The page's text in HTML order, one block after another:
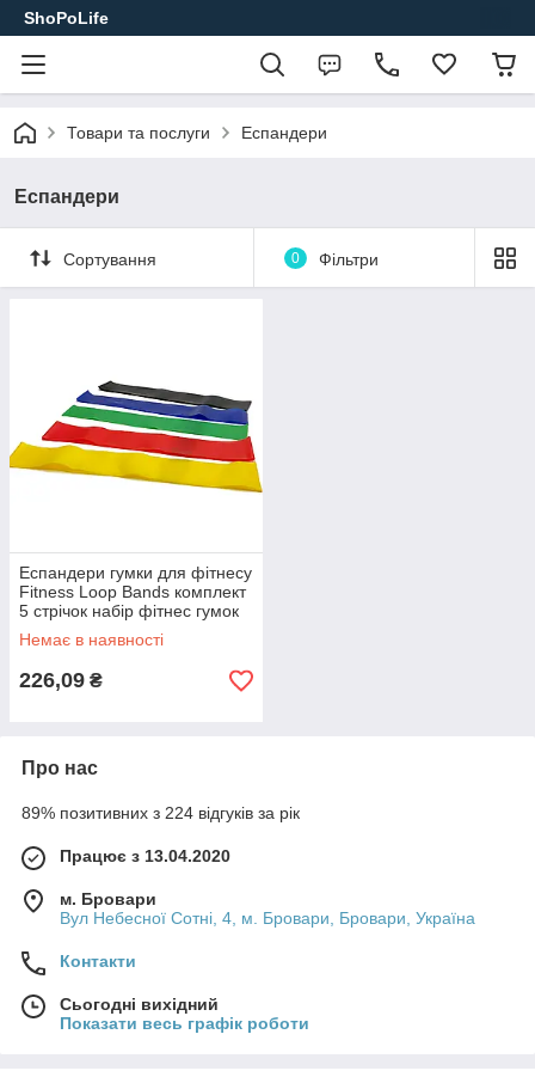
ShoPoLife
Товари та послуги Еспандери
Еспандери
Сортування 0 Фільтри
Еспандери гумки для фітнесу
Fitness Loop Bands комплект
5 стрічок набір фітнес гумок
різнобарвних для спорту
Немає в наявності
226,09 ₴
Про нас
89% позитивних з 224 відгуків за рік
Працює з 13.04.2020
м. Бровари
Вул Небесної Сотні, 4, м. Бровари, Бровари, Україна
Контакти
Сьогодні вихідний
Показати весь графік роботи